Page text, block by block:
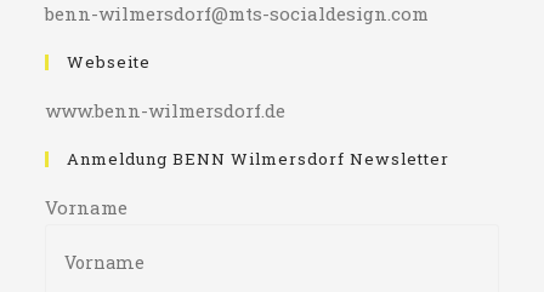
benn-wilmersdorf@mts-socialdesign.com
Webseite
www.benn-wilmersdorf.de
Anmeldung BENN Wilmersdorf Newsletter
Vorname